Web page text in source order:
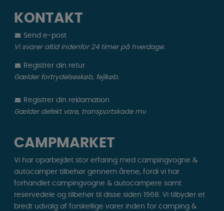
KONTAKT
Send e-post
Vi svarer altid indenfor 24 timer på hverdage.
Registrer din retur
Gælder fortrydelseskøb, fejlkøb.
Registrer din reklamation
Gælder defekt vare, transportskade mv.
CAMPMARKET
Vi har oparbejdet stor erfaring med campingvogne &
autocamper tilbehør gennem årene, fordi vi har
forhandlet campingvogne & autocampere samt
reservedele og tilbehør til disse siden 1968. Vi tilbyder et
bredt udvalg af forskellige varer inden for camping &